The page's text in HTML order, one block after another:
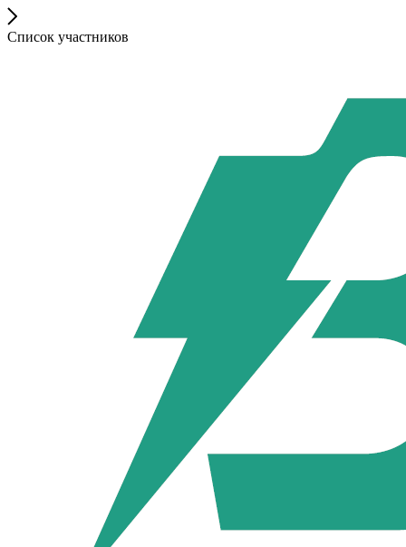
Список участников